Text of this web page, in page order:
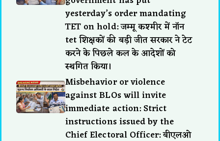
yesterday’s order mandating
TET on hold: जम्मू कश्मीर में नॉन
tet शिक्षकों की बड़ी जीत सरकार ने टेट
करने के पिछले कल के आदेशों को
स्थगित किया।
Misbehavior or violence
against BLOs will invite
immediate action: Strict
instructions issued by the
Chief Electoral Officer: बीएलओ